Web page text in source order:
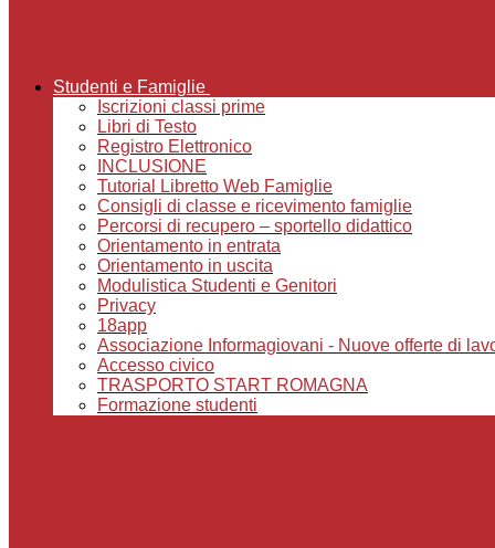
Studenti e Famiglie
Iscrizioni classi prime
Libri di Testo
Registro Elettronico
INCLUSIONE
Tutorial Libretto Web Famiglie
Consigli di classe e ricevimento famiglie
Percorsi di recupero – sportello didattico
Orientamento in entrata
Orientamento in uscita
Modulistica Studenti e Genitori
Privacy
18app
Associazione Informagiovani - Nuove offerte di
Accesso civico
TRASPORTO START ROMAGNA
Formazione studenti